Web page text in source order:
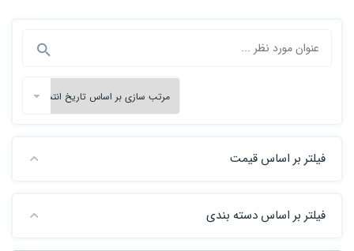
فیلتر بر اساس قیمت
فیلتر بر اساس دسته بندی